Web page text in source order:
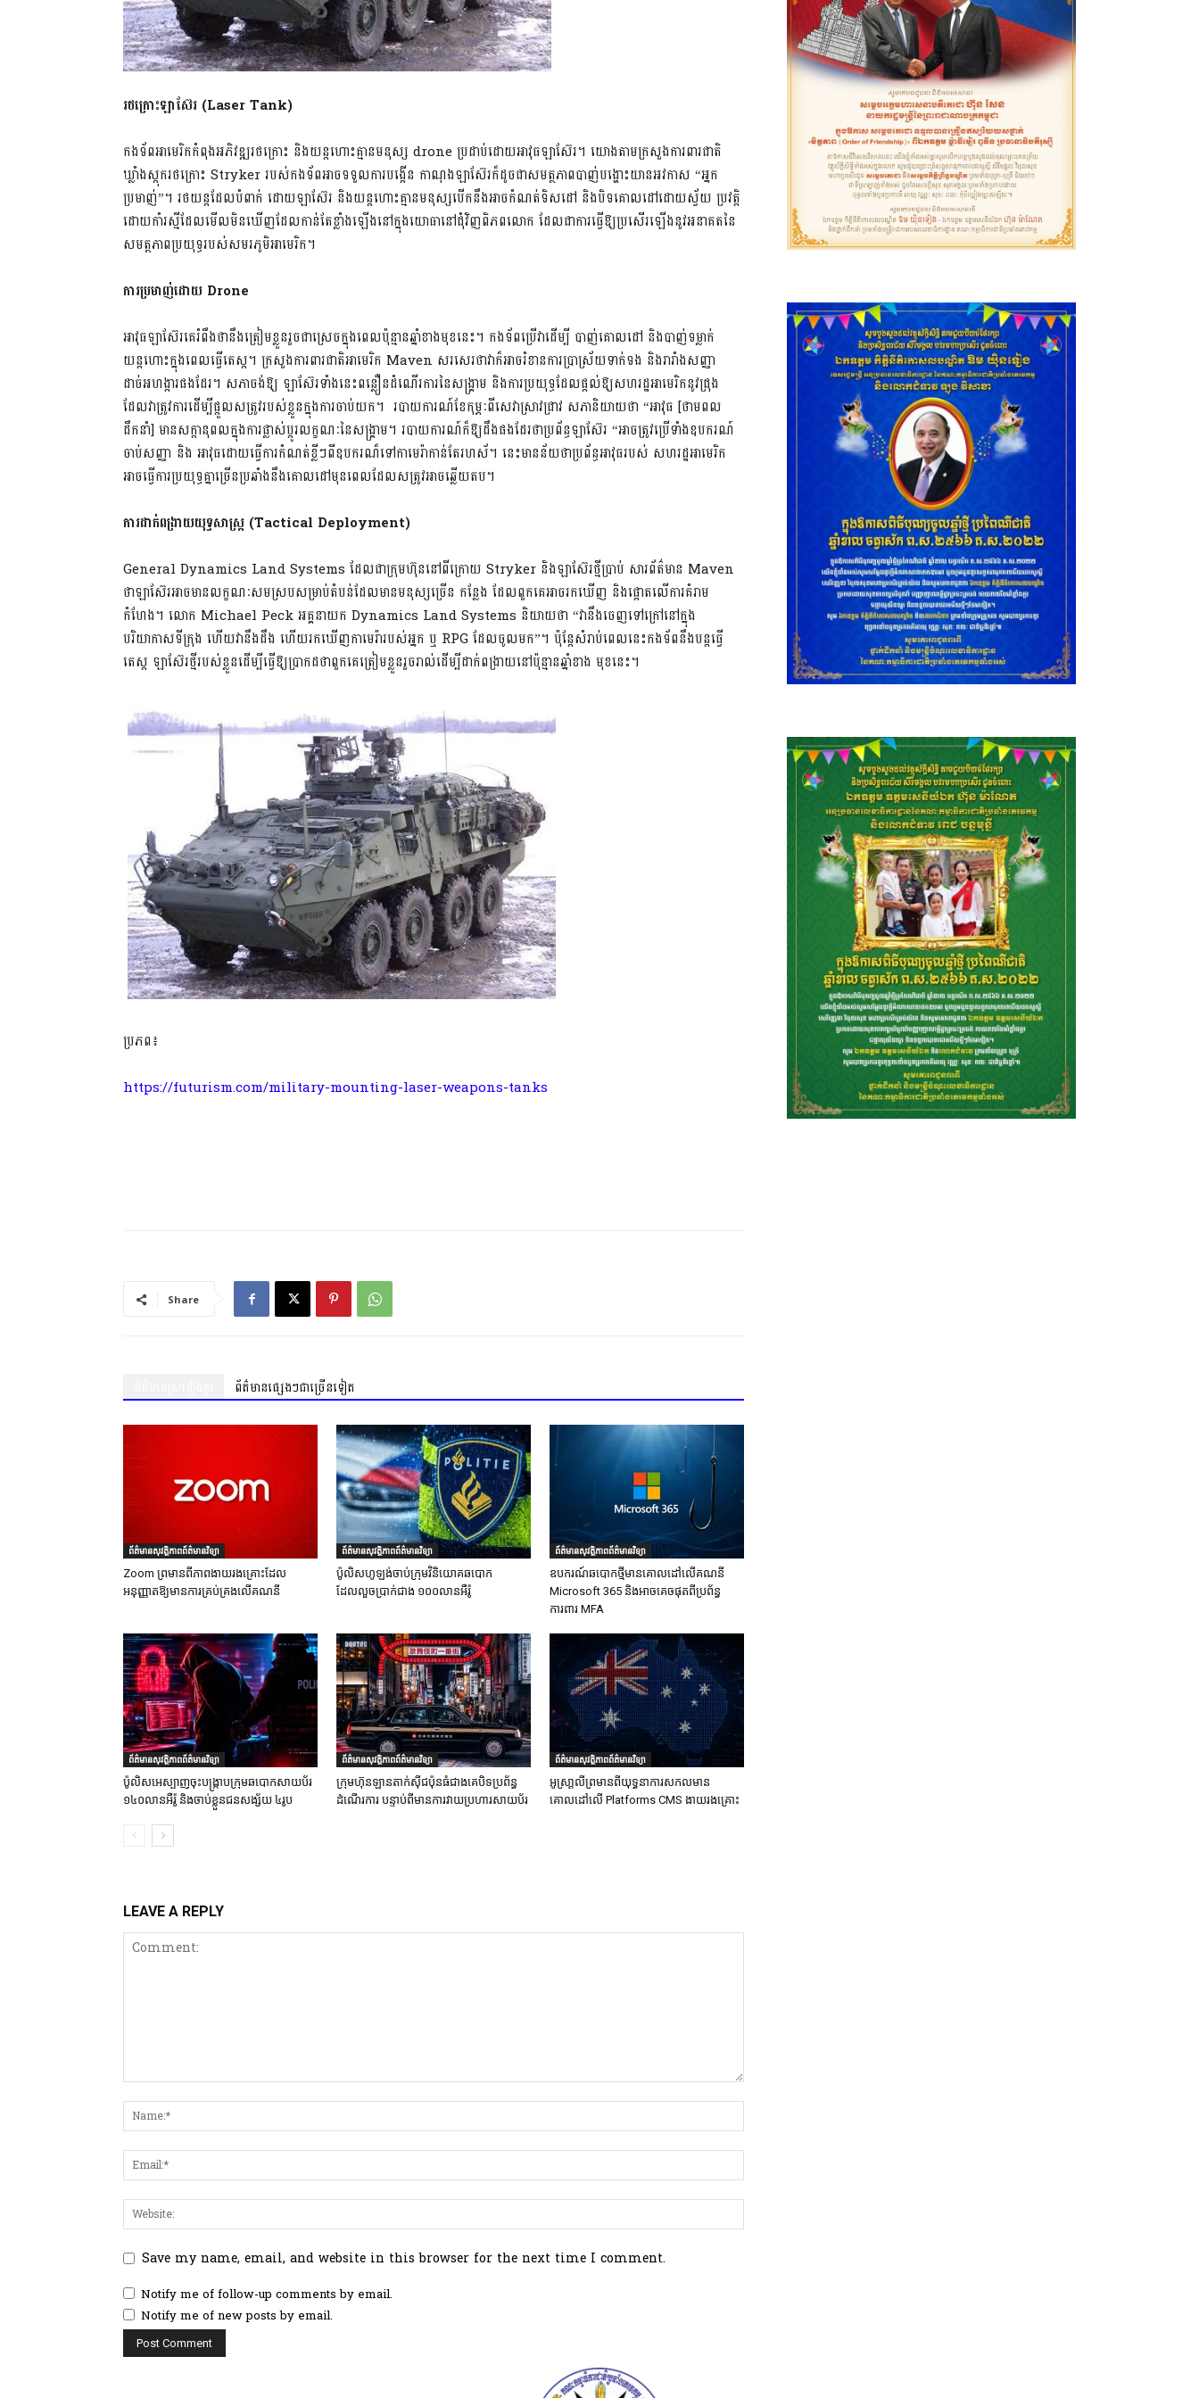
រថក្រោះឡាស៊ែរ (Laser Tank)
កងទ័ពអាមេរិកកំពុងអភិវឌ្ឍរថក្រោះ និងយន្តហោះគ្មានមនុស្ស drone ប្រដាប់ដោយអាវុធឡាស៊ែរ។ យោងតាមក្រសួងការពារជាតិ
ឃ្លាំងស្តុករថក្រោះ Stryker របស់កងទ័ពអាចទទួលការបង្កើន កាណុងឡាស៊ែរក៏ដូចជាសមត្ថភាពបាញ់បង្ហោះយានអវកាស “អ្នក
ប្រមាញ់”។ រថយន្តដែលបំពាក់ ដោយឡាស៊ែរ និងយន្តហោះគ្មានមនុស្សបើកនឹងអាចកំណត់ទិសដៅ និងបិទគោលដៅដោយស្វ័យ ប្រវត្តិ
ដោយកាំរស្មីដែលមើលមិនឃើញដែលកាន់តែខ្លាំងឡើងនៅក្នុងយោធានៅជុំវិញពិភពលោក ដែលជាការធ្វើឱ្យប្រសើរឡើងនូវអនាគតនៃ
សមត្ថភាពប្រយុទ្ធរបស់សមរភូមិអាមេរិក។
ការប្រមាញ់ដោយ Drone
អាវុធឡាស៊ែរគេរំពឹងថានឹងត្រៀមខ្លួនរួចជាស្រេចក្នុងពេលប៉ុន្មានឆ្នាំខាងមុខនេះ។ កងទ័ពប្រើវាដើម្បី បាញ់គោលដៅ និងបាញ់ទម្លាក់
យន្តហោះក្នុងពេលធ្វើតេស្ត។ ក្រសួងការពារជាតិអាមេរិក Maven សរសេរថាវាក៏អាចរំខានការប្រាស្រ័យទាក់ទង និងរារាំងសញ្ញា
ដាច់អហង្ការផងដែរ។ សភាចង់ឱ្យ ឡាស៊ែរទាំងនេះពន្លឿនដំណើរការនៃសង្គ្រាម និងការប្រយុទ្ធដែលផ្តល់ឱ្យសហរដ្ឋអាមេរិកនូវជ្រុង
ដែលវាត្រូវការដើម្បីផ្តួលសត្រូវរបស់ខ្លួនក្នុងការចាប់យក។ របាយការណ៍ខែកុម្ភៈពីសេវាស្រាវជ្រាវ សភានិយាយថា “អាវុធ [ថាមពល
ដឹកនាំ] មានសក្តានុពលក្នុងការផ្លាស់ប្តូរលក្ខណៈនៃសង្គ្រាម។ របាយការណ៍ក៏ឱ្យដឹងផងដែរថាប្រព័ន្ធឡាស៊ែរ “អាចត្រូវប្រើទាំងឧបករណ៍
ចាប់សញ្ញា និង អាវុធដោយធ្វើការកំណត់ខ្លីៗពីឧបករណ៏ទៅកាមេរ៉ាកាន់តែរហស័។ នេះមានន័យថាប្រព័ន្ធអាវុធរបស់ សហរដ្ឋអាមេរិក
អាចធ្វើការប្រយុទ្ធគ្នាច្រើនប្រឆាំងនឹងគោលដៅមុនពេលដែលសត្រូវអាចឆ្លើយតប។
ការដាក់ពង្រាយយុទ្ធសាស្ត្រ (Tactical Deployment)
General Dynamics Land Systems ដែលជាក្រុមហ៊ុននៅពីក្រោយ Stryker និងឡាស៊ែរថ្មីប្រាប់ សារព័ត៌មាន Maven
ថាឡាស៊ែរអាចមានលក្ខណៈសមស្របសម្រាប់តំបន់ដែលមានមនុស្សច្រើន កន្លែង ដែលពួកគេអាចរកឃើញ និងផ្តោតលើការគំរាម
កំហែង។ លោក Michael Peck អគ្គនាយក Dynamics Land Systems និយាយថា “វានឹងចេញទៅក្រៅនៅក្នុង
បរិយាកាសទីក្រុង ហើយវានឹងដឹង ហើយរកឃើញកាមេរ៉ារបស់អ្នក ឬ RPG ដែលចូលមក”។ ប៉ុន្តែសំរាប់ពេលនេះកងទ័ពនឹងបន្តធ្វើ
តេស្ត ឡាស៊ែរថ្មីរបស់ខ្លួនដើម្បីធ្វើឱ្យប្រាកដថាពួកគេត្រៀមខ្លួនរួចរាល់ដើម្បីដាក់ពង្រាយនៅប៉ុន្មានឆ្នាំខាង មុខនេះ។
ប្រភព៖
https://futurism.com/military-mounting-laser-weapons-tanks
Share
ព័ត៌មានផ្សេងៗជាច្រើនទៀត
ព័ត៌មានសុវត្ថិភាពព័ត៌មានវិទ្យា
Zoom ព្រមានពីភាពងាយរងគ្រោះដែល
អនុញ្ញាតឱ្យមានការគ្រប់គ្រងលើគណនី
ព័ត៌មានសុវត្ថិភាពព័ត៌មានវិទ្យា
ប៉ូលិសហូឡង់ចាប់ក្រុមវិនិយោគឆបោក
ដែលលួចប្រាក់ជាង ១០០លានអឺរ៉ូ
ព័ត៌មានសុវត្ថិភាពព័ត៌មានវិទ្យា
ឧបករណ៍ឆបោកថ្មីមានគោលដៅលើគណនី
Microsoft 365 និងអាចគេចផុតពីប្រព័ន្ធ
ការពារ MFA
ព័ត៌មានសុវត្ថិភាពព័ត៌មានវិទ្យា
ប៉ូលិសអេស្បាញចុះបង្រ្កាបក្រុមឆបោកសាយប័រ
១៤០លានអឺរ៉ូ និងចាប់ខ្លួនជនសង្ស័យ ៤រូប
ព័ត៌មានសុវត្ថិភាពព័ត៌មានវិទ្យា
ក្រុមហ៊ុនឡានតាក់ស៊ីជប៉ុនធំជាងគេបិទប្រព័ន្ធ
ដំណើរការ បន្ទាប់ពីមានការវាយប្រហារសាយប័រ
ព័ត៌មានសុវត្ថិភាពព័ត៌មានវិទ្យា
អូស្រា្តលីព្រមានពីយុទ្ធនាការសកលមាន
គោលដៅលើ Platforms CMS ងាយរងគ្រោះ
LEAVE A REPLY
Save my name, email, and website in this browser for the next time I comment.
Notify me of follow-up comments by email.
Notify me of new posts by email.